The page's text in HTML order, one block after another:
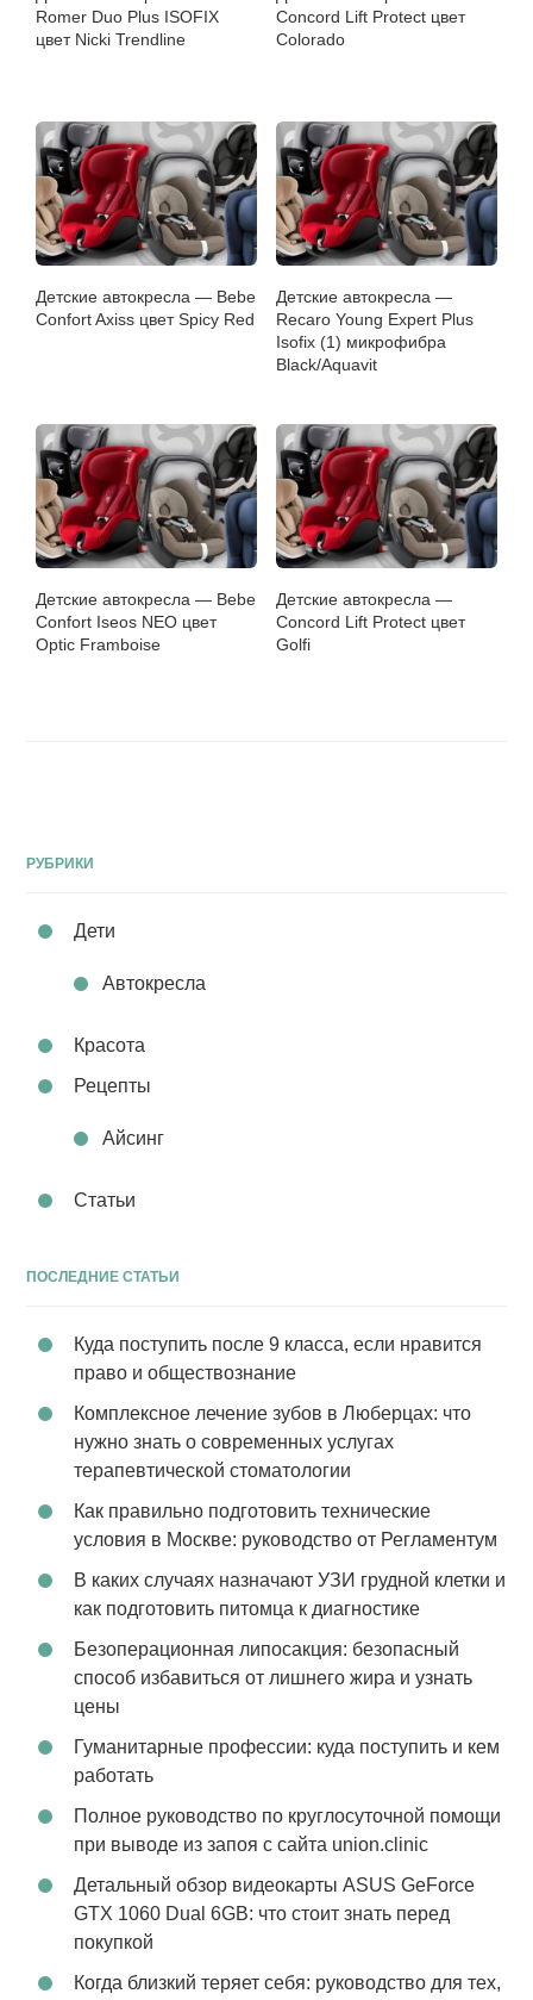
Romer Duo Plus ISOFIX
цвет Nicki Trendline
Concord Lift Protect цвет
Colorado
Детские автокресла — Bebe
Confort Axiss цвет Spicy Red
Детские автокресла —
Recaro Young Expert Plus
Isofix (1) микрофибра
Black/Aquavit
Детские автокресла — Bebe
Confort Iseos NEO цвет
Optic Framboise
Детские автокресла —
Concord Lift Protect цвет
Golfi
РУБРИКИ
Дети
Автокресла
Красота
Рецепты
Айсинг
Статьи
ПОСЛЕДНИЕ СТАТЬИ
Куда поступить после 9 класса, если нравится
право и обществознание
Комплексное лечение зубов в Люберцах: что
нужно знать о современных услугах
терапевтической стоматологии
Как правильно подготовить технические
условия в Москве: руководство от Регламентум
В каких случаях назначают УЗИ грудной клетки и
как подготовить питомца к диагностике
Безоперационная липосакция: безопасный
способ избавиться от лишнего жира и узнать
цены
Гуманитарные профессии: куда поступить и кем
работать
Полное руководство по круглосуточной помощи
при выводе из запоя с сайта union.clinic
Детальный обзор видеокарты ASUS GeForce
GTX 1060 Dual 6GB: что стоит знать перед
покупкой
Когда близкий теряет себя: руководство для тех,